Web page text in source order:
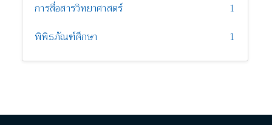
การสื่อสารวิทยาศาสตร์
1
พิพิธภัณฑ์ศึกษา
1